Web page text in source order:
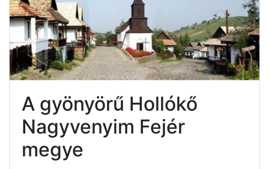
A gyönyörű Hollókő
Nagyvenyim Fejér
megye